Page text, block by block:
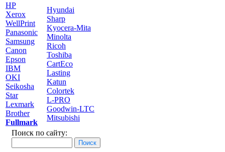
HP
Xerox
WellPrint
Panasonic
Samsung
Canon
Epson
IBM
OKI
Seikosha
Star
Lexmark
Brother
Fullmark
Hyundai
Sharp
Kyocera-Mita
Minolta
Ricoh
Toshiba
CartEco
Lasting
Katun
Colortek
L-PRO
Goodwin-LTC
Mitsubishi
Поиск по сайту: